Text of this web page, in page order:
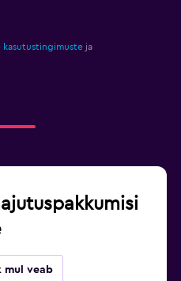
kasutustingimuste ja
mul veab